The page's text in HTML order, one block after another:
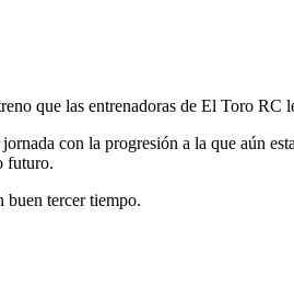
que las entrenadoras de El Toro RC
con la progresión a la que aún
futuro.
buen tercer tiempo.